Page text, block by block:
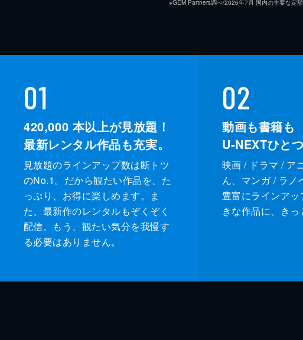
※GEM Partners調べ/2026年7⽉ 国内の主要な定
01
420,000 本以上が見放題！
最新レンタル作品も充実。
見放題のラインアップ数は断トツ
のNo.1。だから観たい作品を、た
っぷり、お得に楽しめます。ま
た、最新作のレンタルもぞくぞく
配信。もう、観たい気分を我慢す
る必要はありません。
02
動画も書籍も
U-NEXTひと
映画 / ドラマ / ア
ん、マンガ / ラノ
豊富にラインア
きな作品に、きっ